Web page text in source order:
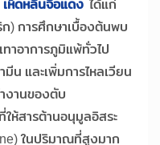
เห็ดหลินจือแดง ได้แก่
) การศึกษาเบื้องต้นพบ
าอาการภูมิแพ้ทั่วไป
น และเพิ่มการไหลเวียน
งานของตับ
ห้สารต้านอนุมูลอิสระ
ในปริมาณที่สูงมาก